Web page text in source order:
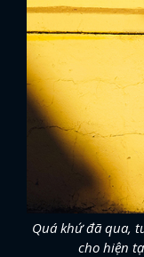
Quá khứ đã qua,
cho hiện